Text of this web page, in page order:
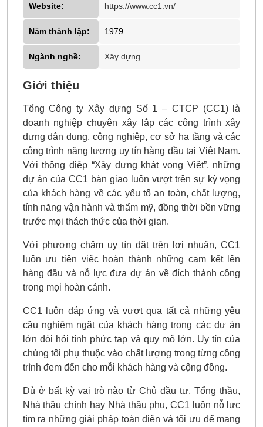
Website: https://www.cc1.vn/
Năm thành lập: 1979
Ngành nghề: Xây dựng
Giới thiệu
Tổng Công ty Xây dựng Số 1 – CTCP (CC1) là
doanh nghiệp chuyên xây lắp các công trình xây
dựng dân dụng, công nghiệp, cơ sở hạ tầng và các
công trình năng lượng uy tín hàng đầu tại Việt Nam.
Với thông điệp “Xây dựng khát vọng Việt”, những
dự án của CC1 bàn giao luôn vượt trên sự kỳ vọng
của khách hàng về các yếu tố an toàn, chất lượng,
tính năng vận hành và thẩm mỹ, đồng thời bền vững
trước mọi thách thức của thời gian.
Với phương châm uy tín đặt trên lợi nhuận, CC1
luôn ưu tiên việc hoàn thành những cam kết lên
hàng đầu và nỗ lực đưa dự án về đích thành công
trong mọi hoàn cảnh.
CC1 luôn đáp ứng và vượt qua tất cả những yêu
cầu nghiêm ngặt của khách hàng trong các dự án
lớn đòi hỏi tính phức tạp và quy mô lớn. Uy tín của
chúng tôi phụ thuộc vào chất lượng trong từng công
trình đem đến cho mỗi khách hàng và cộng đồng.
Dù ở bất kỳ vai trò nào từ Chủ đầu tư, Tổng thầu,
Nhà thầu chính hay Nhà thầu phụ, CC1 luôn nỗ lực
tìm ra những giải pháp toàn diện và tối ưu để mang